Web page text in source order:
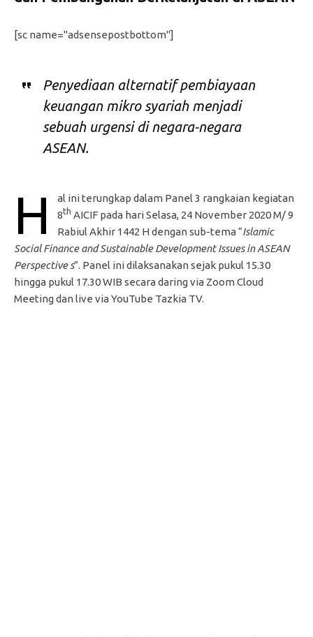
[sc name="adsensepostbottom"]
Penyediaan alternatif pembiayaan
keuangan mikro syariah menjadi
sebuah urgensi di negara-negara
ASEAN.
H
al ini terungkap dalam Panel 3 rangkaian kegiatan
8th AICIF pada hari Selasa, 24 November 2020 M/ 9
Rabiul Akhir 1442 H dengan sub-tema “Islamic
Social Finance and Sustainable Development Issues in ASEAN
Perspective s”. Panel ini dilaksanakan sejak pukul 15.30
hingga pukul 17.30 WIB secara daring via Zoom Cloud
Meeting dan live via YouTube Tazkia TV.